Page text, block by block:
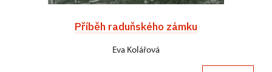
Příběh raduňského zámku
Eva Kolářová